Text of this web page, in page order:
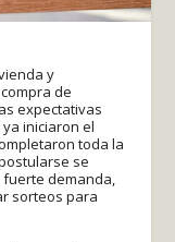
y
de
expectativas
iniciaron el
toda la
se
fuerte demanda,
sorteos para